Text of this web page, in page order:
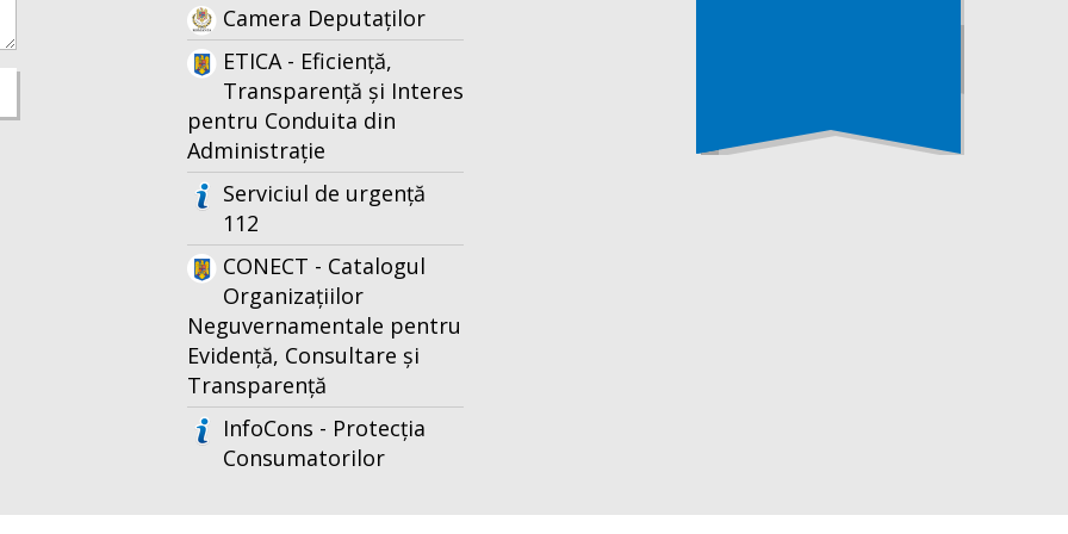
Camera Deputaților
ETICA - Eficiență,
Transparență și Interes
pentru Conduita din
Administrație
Serviciul de urgență
112
CONECT - Catalogul
Organizațiilor
Neguvernamentale pentru
Evidență, Consultare și
Transparență
InfoCons - Protecția
Consumatorilor